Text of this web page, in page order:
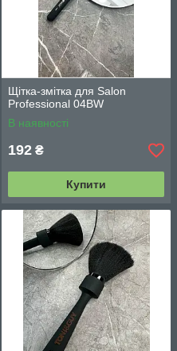
Щітка-змітка для Salon
Professional 04BW
В наявності
192 ₴
Купити